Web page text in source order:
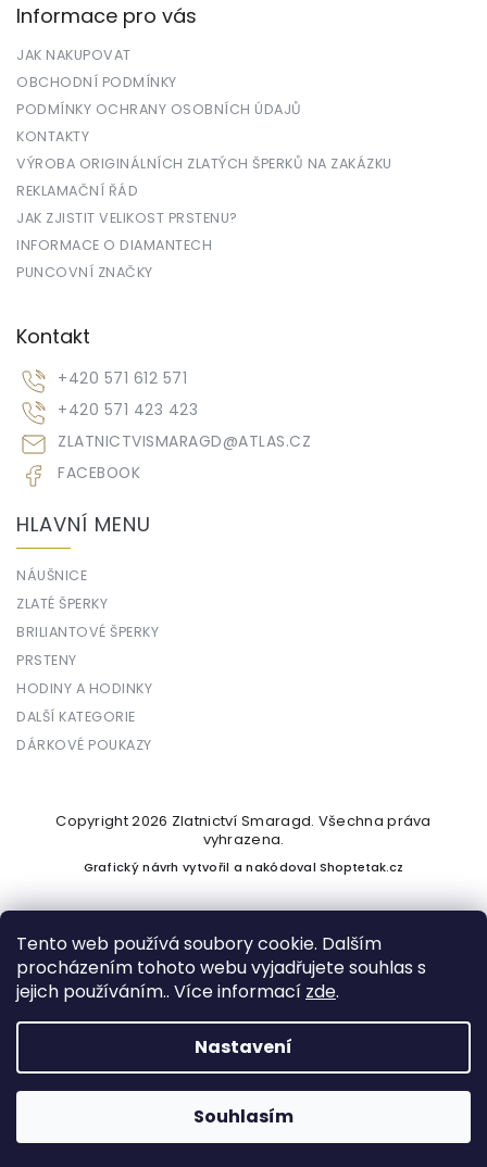
Tento web používá soubory cookie. Dalším
procházením tohoto webu vyjadřujete souhlas s
jejich používáním.. Více informací zde.
Nastavení
Souhlasím
Informace pro vás
JAK NAKUPOVAT
OBCHODNÍ PODMÍNKY
PODMÍNKY OCHRANY OSOBNÍCH ÚDAJŮ
KONTAKTY
VÝROBA ORIGINÁLNÍCH ZLATÝCH ŠPERKŮ NA ZAKÁZKU
REKLAMAČNÍ ŘÁD
JAK ZJISTIT VELIKOST PRSTENU?
INFORMACE O DIAMANTECH
PUNCOVNÍ ZNAČKY
Kontakt
ZLATNICTVISMARAGD@ATLAS.CZ
+420 571 612 571
+420 571 423 423
FACEBOOK
HLAVNÍ MENU
NÁUŠNICE
ZLATÉ ŠPERKY
BRILIANTOVÉ ŠPERKY
PRSTENY
HODINY A HODINKY
DALŠÍ KATEGORIE
DÁRKOVÉ POUKAZY
Vytvořil Shoptet
Copyright 2026 Zlatnictví Smaragd. Všechna práva
vyhrazena.
Grafický návrh vytvořil a nakódovalShoptetak.cz
Podle zákona o evidenci tržeb je prodávající povinen vystavit
kupujícímu účtenku. Zároveň je povinen zaevidovat přijatou
tržbu u správce daně online; v případě technického výpadku
pak nejpozději do 48 hodin.